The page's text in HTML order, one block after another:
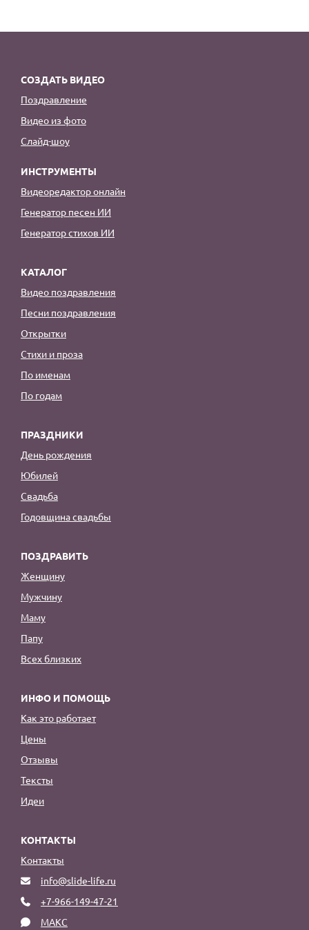
СОЗДАТЬ ВИДЕО
Поздравление
Видео из фото
Слайд-шоу
ИНСТРУМЕНТЫ
Видеоредактор онлайн
Генератор песен ИИ
Генератор стихов ИИ
КАТАЛОГ
Видео поздравления
Песни поздравления
Открытки
Стихи и проза
По именам
По годам
ПРАЗДНИКИ
День рождения
Юбилей
Свадьба
Годовщина свадьбы
ПОЗДРАВИТЬ
Женщину
Мужчину
Маму
Папу
Всех близких
ИНФО И ПОМОЩЬ
Как это работает
Цены
Отзывы
Тексты
Идеи
КОНТАКТЫ
Контакты
info@slide-life.ru
+7-966-149-47-21
МАКС